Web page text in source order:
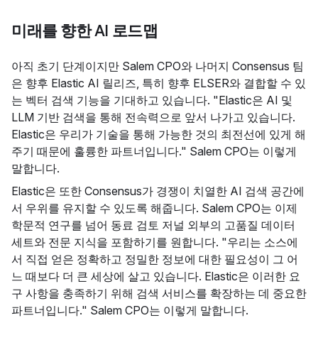
미래를 향한 AI 로드맵
아직 초기 단계이지만 Salem CPO와 나머지 Consensus 팀
은 향후 Elastic AI 릴리즈, 특히 향후 ELSER와 결합할 수 있
는 벡터 검색 기능을 기대하고 있습니다. "Elastic은 AI 및
LLM 기반 검색을 통해 전속력으로 앞서 나가고 있습니다.
Elastic은 우리가 기술을 통해 가능한 것의 최전선에 있게 해
주기 때문에 훌륭한 파트너입니다." Salem CPO는 이렇게
말합니다.
Elastic은 또한 Consensus가 경쟁이 치열한 AI 검색 공간에
서 우위를 유지할 수 있도록 해줍니다. Salem CPO는 이제
학문적 연구를 넘어 동료 검토 저널 외부의 고품질 데이터
세트와 전문 지식을 포함하기를 원합니다. "우리는 소스에
서 직접 얻은 정확하고 정밀한 정보에 대한 필요성이 그 어
느 때보다 더 큰 세상에 살고 있습니다. Elastic은 이러한 요
구 사항을 충족하기 위해 검색 서비스를 확장하는 데 중요한
파트너입니다." Salem CPO는 이렇게 말합니다.